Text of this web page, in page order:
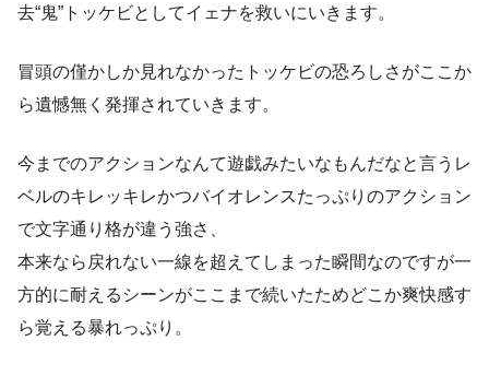
去“鬼”トッケビとしてイェナを救いにいきます。
冒頭の僅かしか見れなかったトッケビの恐ろしさがここか
ら遺憾無く発揮されていきます。
今までのアクションなんて遊戯みたいなもんだなと言うレ
ベルのキレッキレかつバイオレンスたっぷりのアクション
で文字通り格が違う強さ、
本来なら戻れない一線を超えてしまった瞬間なのですが一
方的に耐えるシーンがここまで続いたためどこか爽快感す
ら覚える暴れっぷり。